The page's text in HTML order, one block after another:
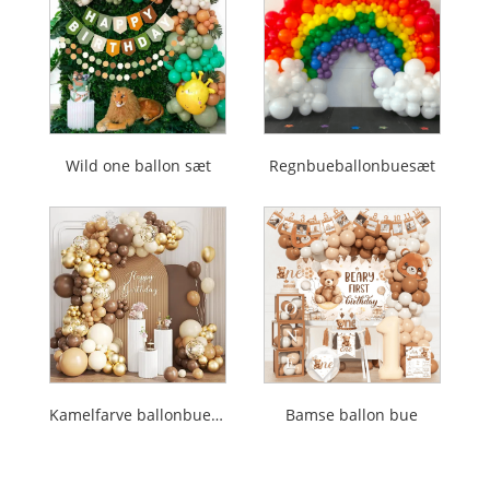
Wild one ballon sæt Regnbueballonbuesæt
Kamelfarve ballonbuesæt Bamse ballon bue